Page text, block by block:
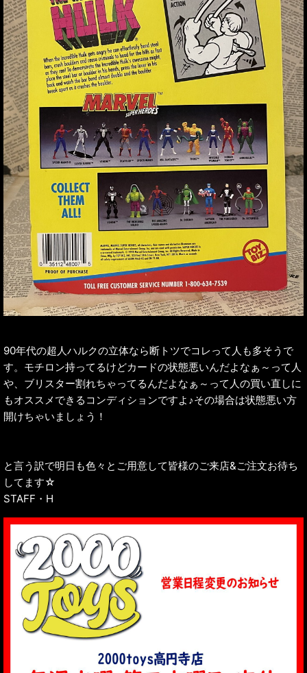
90年代の超人ハルクの立体なら断トツでコレって人も多そうで
す。モチロン持ってるけどカードの状態悪いんだよなぁ～って人
や、ブリスター割れちゃってるんだよなぁ～って人の買い直しに
もオススメできるコンディションですよ♪その場合は状態悪い方
開けちゃいましょう！
と言う訳で明日も色々とご用意して皆様のご来店&ご注文お待ち
してます☆
STAFF・H